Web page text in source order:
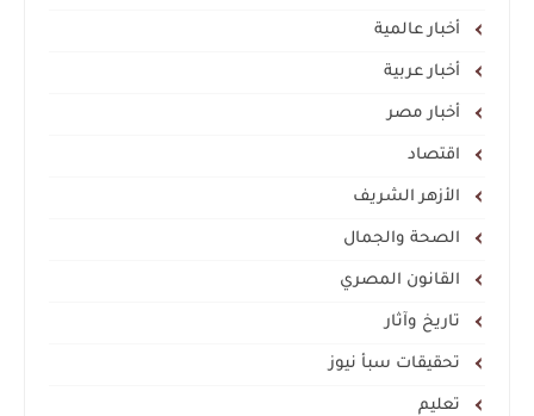
أخبار عالمية
أخبار عربية
أخبار مصر
اقتصاد
الأزهر الشريف
الصحة والجمال
القانون المصري
تاريخ وآثار
تحقيقات سبأ نيوز
تعليم